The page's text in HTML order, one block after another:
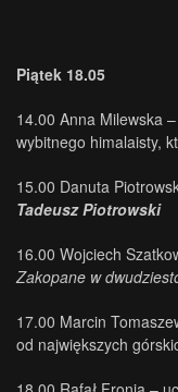
Piątek 18.05
14.00 Anna Milewska
wybitnego himalaisty,
15.00 Danuta
Tadeusz Piotrowski
16.00 Wojciech
Zakopane w
17.00 Marcin
od największych